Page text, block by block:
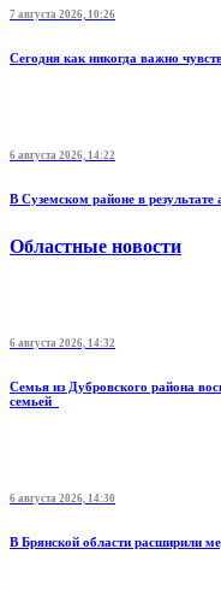
7 августа 2026, 10:26
Сегодня как никогда важно
6 августа 2026, 14:22
В Суземском районе в
Областные новости
6 августа 2026, 14:32
Семья из Дубровского района
семьей
6 августа 2026, 14:30
В Брянской области расширили